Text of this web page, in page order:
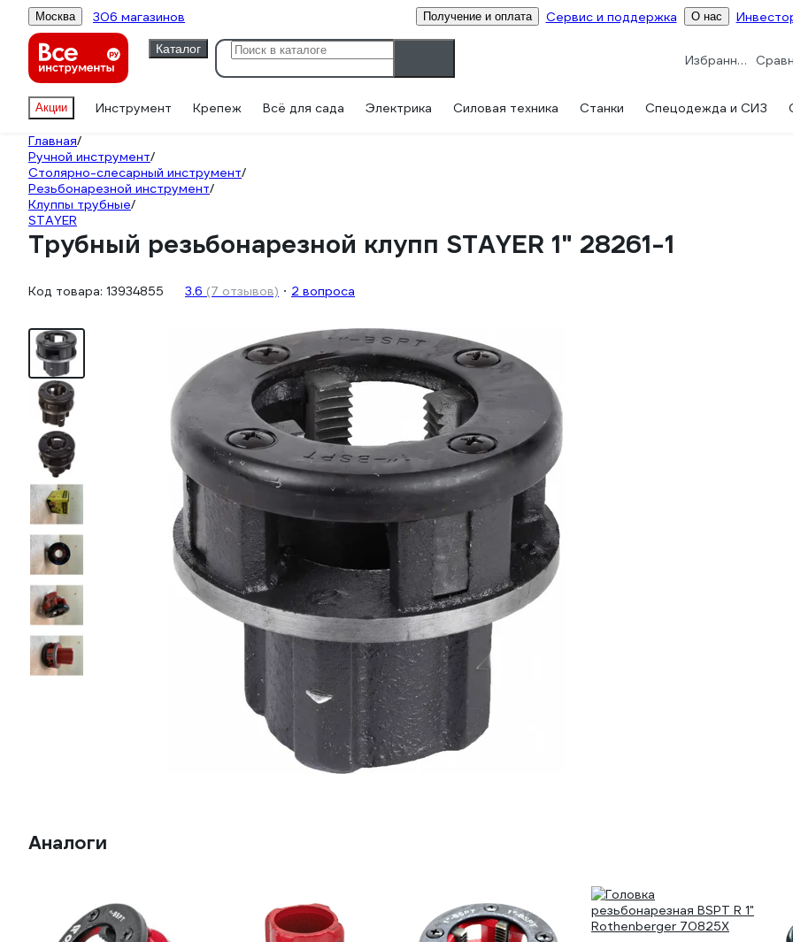
Москва 306 магазинов Получение и оплата Сервис и поддержка О нас
Каталог
Избранное
Акции Инструмент Крепеж Всё для сада Электрика Силовая техника Станки Спецодежда и СИЗ
Главная/
Ручной инструмент/
Столярно-слесарный инструмент/
Резьбонарезной инструмент/
Клуппы трубные/
STAYER
Трубный резьбонарезной клупп STAYER 1" 28261-1
Код товара: 13934855 3.6 (7 отзывов) 2 вопроса
Аналоги